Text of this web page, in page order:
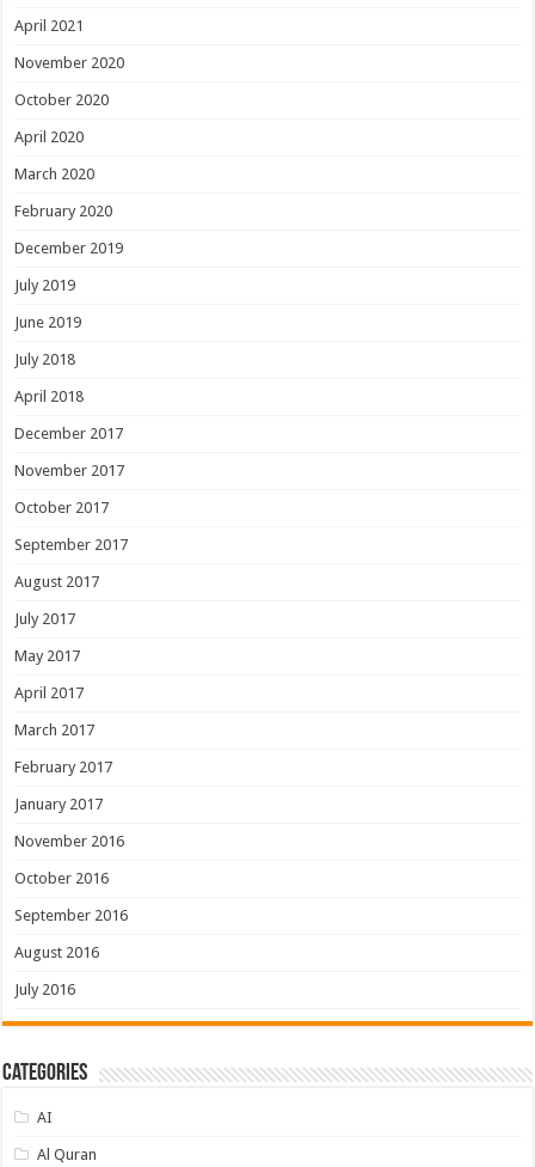
April 2021
November 2020
October 2020
April 2020
March 2020
February 2020
December 2019
July 2019
June 2019
July 2018
April 2018
December 2017
November 2017
October 2017
September 2017
August 2017
July 2017
May 2017
April 2017
March 2017
February 2017
January 2017
November 2016
October 2016
September 2016
August 2016
July 2016
Categories
AI
Al Quran